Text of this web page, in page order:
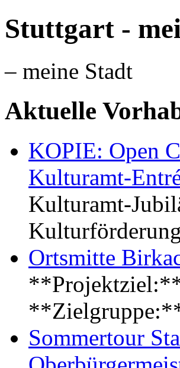
Stuttgart -
– meine Stadt
Aktuelle
KOPIE: Open
Kulturamt-
Kulturamt-
Ortsmitte
Sommertour